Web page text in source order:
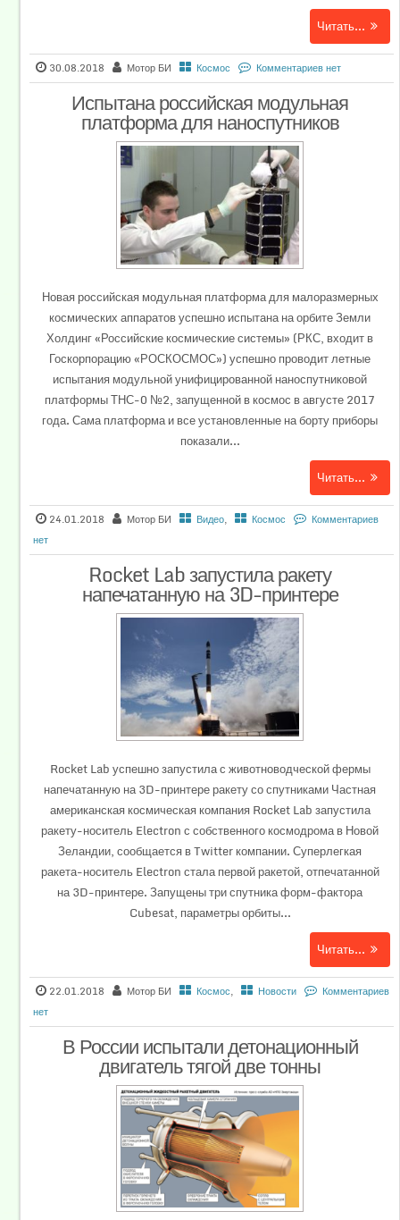
Читать...
30.08.2018 Мотор БИ Космос Комментариев нет
Испытана российская модульная
платформа для наноспутников
Новая российская модульная платформа для малоразмерных
космических аппаратов успешно испытана на орбите Земли
Холдинг «Российские космические системы» (РКС, входит в
Госкорпорацию «РОСКОСМОС») успешно проводит летные
испытания модульной унифицированной наноспутниковой
платформы ТНС-0 №2, запущенной в космос в августе 2017
года. Сама платформа и все установленные на борту приборы
показали...
Читать...
24.01.2018 Мотор БИ Видео, Космос
Комментариев
нет
Rocket Lab запустила ракету
напечатанную на 3D-принтере
Rocket Lab успешно запустила с животноводческой фермы
напечатанную на 3D-принтере ракету со спутниками Частная
американская космическая компания Rocket Lab запустила
ракету-носитель Electron с собственного космодрома в Новой
Зеландии, сообщается в Twitter компании. Суперлегкая
ракета-носитель Electron стала первой ракетой, отпечатанной
на 3D-принтере. Запущены три спутника форм-фактора
Cubesat, параметры орбиты...
Читать...
22.01.2018 Мотор БИ Космос, Новости
Комментариев
нет
В России испытали детонационный
двигатель тягой две тонны